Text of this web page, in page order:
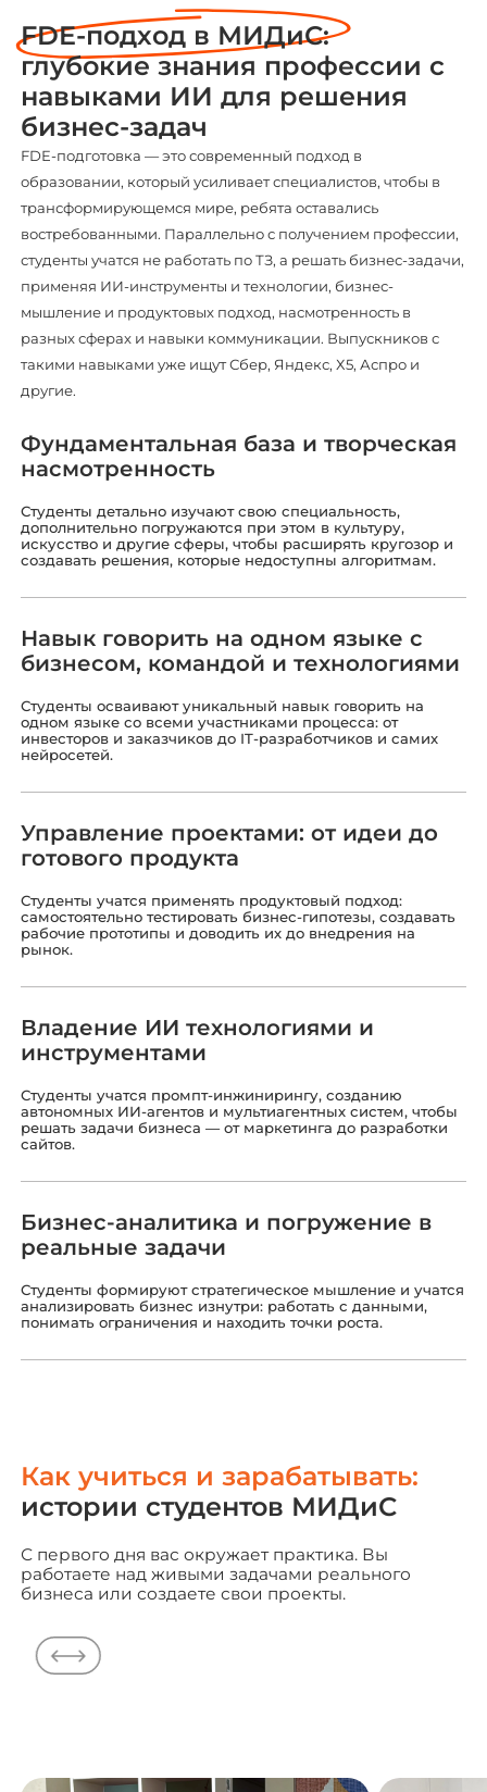
FDE-подход в МИДиС:
глубокие знания профессии с
навыками ИИ для решения
бизнес-задач
FDE-подготовка — это современный подход в
образовании, который усиливает специалистов, чтобы в
трансформирующемся мире, ребята оставались
востребованными. Параллельно с получением профессии,
студенты учатся не работать по ТЗ, а решать бизнес-задачи,
применяя ИИ-инструменты и технологии, бизнес-
мышление и продуктовых подход, насмотренность в
разных сферах и навыки коммуникации. Выпускников с
такими навыками уже ищут Сбер, Яндекс, Х5, Аспро и
другие.
Фундаментальная база и творческая
насмотренность
Студенты детально изучают свою специальность,
дополнительно погружаются при этом в культуру,
искусство и другие сферы, чтобы расширять кругозор и
создавать решения, которые недоступны алгоритмам.
Навык говорить на одном языке с
бизнесом, командой и технологиями
Студенты осваивают уникальный навык говорить на
одном языке со всеми участниками процесса: от
инвесторов и заказчиков до IT-разработчиков и самих
нейросетей.
Управление проектами: от идеи до
готового продукта
Студенты учатся применять продуктовый подход:
самостоятельно тестировать бизнес-гипотезы, создавать
рабочие прототипы и доводить их до внедрения на
рынок.
Владение ИИ технологиями и
инструментами
Студенты учатся промпт-инжинирингу, созданию
автономных ИИ-агентов и мультиагентных систем, чтобы
решать задачи бизнеса — от маркетинга до разработки
сайтов.
Бизнес-аналитика и погружение в
реальные задачи
Студенты формируют стратегическое мышление и учатся
анализировать бизнес изнутри: работать с данными,
понимать ограничения и находить точки роста.
Как учиться и зарабатывать:
истории студентов МИДиС
С первого дня вас окружает практика. Вы
работаете над живыми задачами реального
бизнеса или создаете свои проекты.